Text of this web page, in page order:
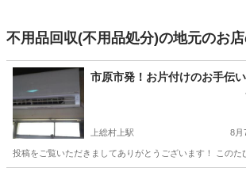
不用品回収(不用品処分)の地元のお
市原市発！お片付けのお手伝い
上総村上駅 8月
投稿をご覧いただきましてありがとうございます！ この